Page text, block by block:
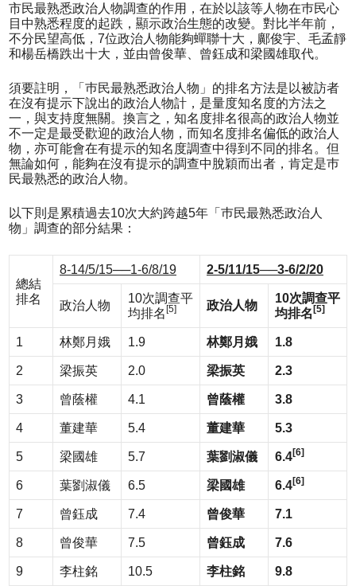
市民最熟悉政治人物調查的作用，在於以該等人物在巿民心
目中熟悉程度的起跌，顯示政治生態的改變。對比半年前，
不分民望高低，7位政治人物能夠蟬聯十大，鄺俊宇、毛孟靜
和楊岳橋跌出十大，並由曾俊華、曾鈺成和梁國雄取代。
須要註明，「巿民最熟悉政治人物」的排名方法是以被訪者
在沒有提示下說出的政治人物計，是量度知名度的方法之
一，與支持度無關。換言之，知名度排名很高的政治人物並
不一定是最受歡迎的政治人物，而知名度排名偏低的政治人
物，亦可能會在有提示的知名度調查中得到不同的排名。但
無論如何，能夠在沒有提示的調查中脫穎而出者，肯定是巿
民最熟悉的政治人物。
以下則是累積過去10次大約跨越5年「巿民最熟悉政治人
物」調查的部分結果：
總結
排名
8-14/5/15──1-6/8/19 2-5/11/15──3-6/2/20
政治人物
10次調查平
均排名 [5] 政治人物
10次調查平
均排名 [5]
1 林鄭月娥 1.9 林鄭月娥 1.8
2 梁振英 2.0 梁振英 2.3
3 曾蔭權 4.1 曾蔭權 3.8
4 董建華 5.4 董建華 5.3
5 梁國雄 5.7 葉劉淑儀 6.4[6]
6 葉劉淑儀 6.5 梁國雄 6.4[6]
7 曾鈺成 7.4 曾俊華 7.1
8 曾俊華 7.5 曾鈺成 7.6
9 李柱銘 10.5 李柱銘 9.8